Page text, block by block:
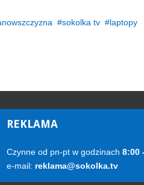
sokolka tv laptopy
REKLAMA
Czynne od pn-pt w godzinach 8:00
e-mail: reklama@sokolka.tv